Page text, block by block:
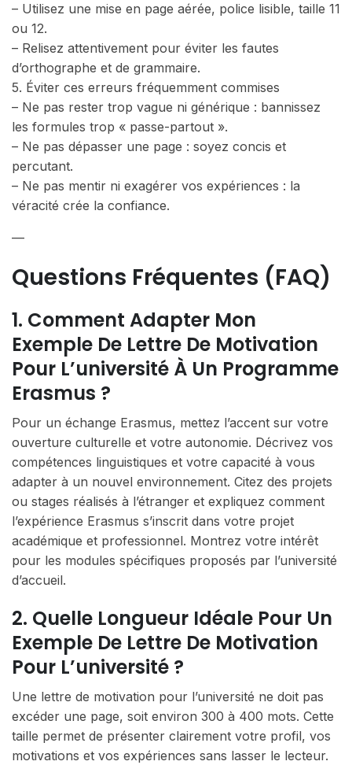
– Utilisez une mise en page aérée, police lisible, taille 11
ou 12.
– Relisez attentivement pour éviter les fautes
d’orthographe et de grammaire.
5. Éviter ces erreurs fréquemment commises
– Ne pas rester trop vague ni générique : bannissez
les formules trop « passe-partout ».
– Ne pas dépasser une page : soyez concis et
percutant.
– Ne pas mentir ni exagérer vos expériences : la
véracité crée la confiance.
—
Questions Fréquentes (FAQ)
1. Comment Adapter Mon
Exemple De Lettre De Motivation
Pour L’université À Un Programme
Erasmus ?
Pour un échange Erasmus, mettez l’accent sur votre
ouverture culturelle et votre autonomie. Décrivez vos
compétences linguistiques et votre capacité à vous
adapter à un nouvel environnement. Citez des projets
ou stages réalisés à l’étranger et expliquez comment
l’expérience Erasmus s’inscrit dans votre projet
académique et professionnel. Montrez votre intérêt
pour les modules spécifiques proposés par l’université
d’accueil.
2. Quelle Longueur Idéale Pour Un
Exemple De Lettre De Motivation
Pour L’université ?
Une lettre de motivation pour l’université ne doit pas
excéder une page, soit environ 300 à 400 mots. Cette
taille permet de présenter clairement votre profil, vos
motivations et vos expériences sans lasser le lecteur.